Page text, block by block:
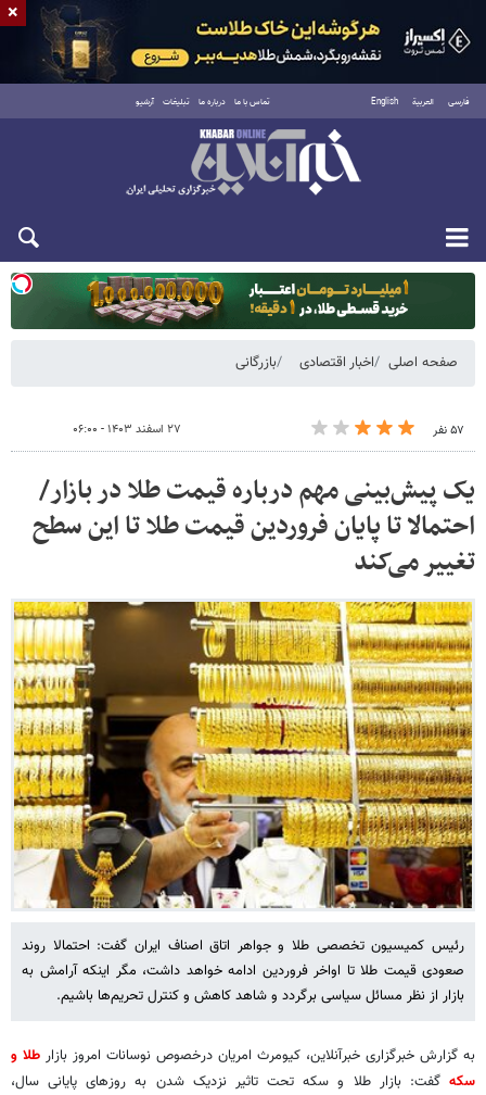
فارسی العربية English تماس با ما درباره ما تبلیغات آرشیو
دوشنبه ۱۹ مرداد ۱۴۰۵
صفحه اصلی اخبار اقتصادی بازرگانی
۵۷ نفر ۲۷ اسفند ۱۴۰۳ - ۰۶:۰۰
یک پیش‌بینی مهم درباره قیمت طلا در بازار/
احتمالا تا پایان فروردین قیمت طلا تا این سطح
تغییر می‌کند
رئیس کمیسیون تخصصی طلا و جواهر اتاق اصناف ایران گفت: احتمالا روند
صعودی قیمت طلا تا اواخر فروردین ادامه خواهد داشت، مگر اینکه آرامش به
بازار از نظر مسائل سیاسی برگردد و شاهد کاهش و کنترل تحریم‌ها باشیم.
به گزارش خبرگزاری خبرآنلاین، کیومرث امریان درخصوص نوسانات امروز بازار طلا و
سکهگفت: بازار طلا و سکه تحت تاثیر نزدیک شدن به روزهای پایانی سال،
×